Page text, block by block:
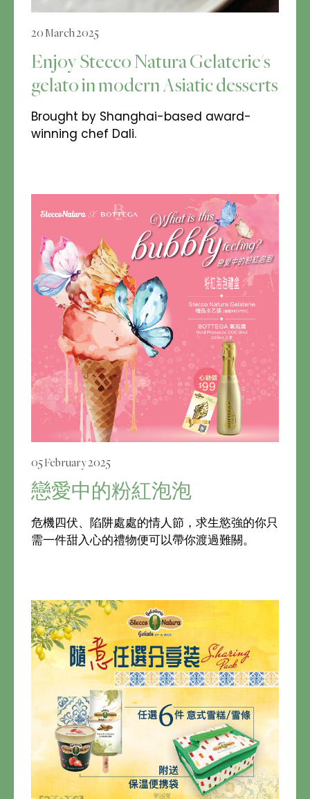
20 March 2025
Enjoy Stecco Natura Gelaterie's
gelato in modern Asiatic desserts
Brought by Shanghai-based award-
winning chef Dali.
05 February 2025
戀愛中的粉紅泡泡
危機四伏、陷阱處處的情人節，求生慾強的你只
需一件甜入心的禮物便可以帶你渡過難關。